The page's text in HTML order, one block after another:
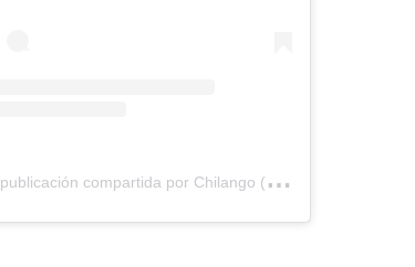
U
na publicación compartida por Chilango (@chilangocom)